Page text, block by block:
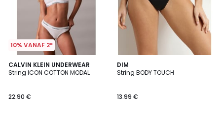
10% VANAF 2*
CALVIN KLEIN UNDERWEAR
String ICON COTTON MODAL
22.90 €
2
Kleuren
DIM
String BODY TOUCH
13.99 €
2
Kleuren